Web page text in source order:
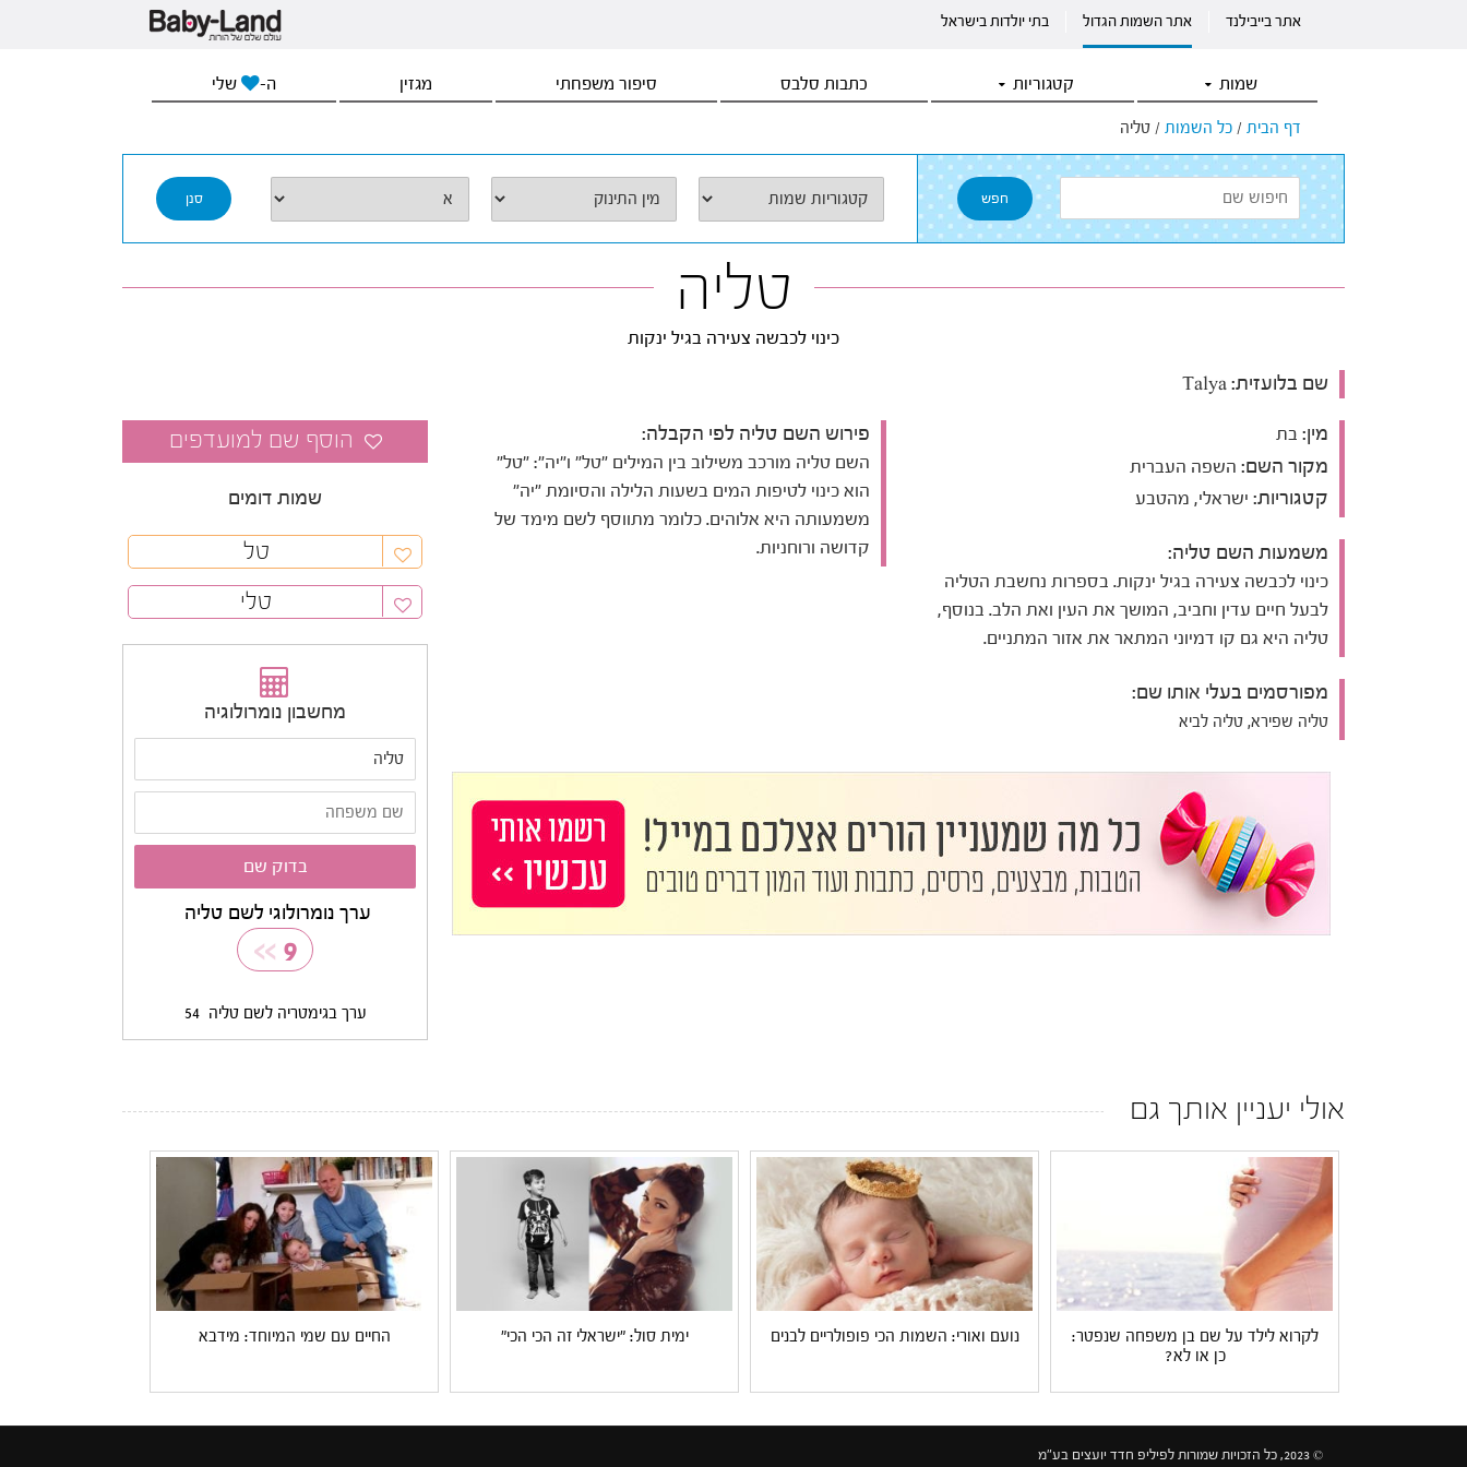
אתר בייבילנד אתר השמות הגדול בתי יולדות בישראל
שמות קטגוריות כתבות סלבס סיפור משפחתי מגזין ה- שלי
דף הבית / כל השמות / טליה
טליה
כינוי לכבשה צעירה בגיל ינקות
שם בלועזית:
מין: בת
מקור השם: השפה העברית
קטגוריות: ישראלי, מהטבע
משמעות השם טליה:
כינוי לכבשה צעירה בגיל ינקות. בספרות נחשבת הטליה
לבעל חיים עדין וחביב, המושך את העין ואת הלב. בנוסף,
טליה היא גם קו דמיוני המתאר את אזור המתניים.
מפורסמים בעלי אותו שם:
טליה שפירא, טליה לביא
פירוש השם טליה לפי הקבלה:
השם טליה מורכב משילוב בין המילים "טל" ו"יה": "טל"
הוא כינוי לטיפות המים בשעות הלילה והסיומת "יה"
משמעותה היא אלוהים. כלומר מתווסף לשם מימד של
קדושה ורוחניות.
שמות דומים
טל
טלי
מחשבון נומרולוגיה
ערך נומרולוגי לשם טליה
9
>>
ערך בגימטריה לשם טליה 54
אולי יעניין אותך גם
לקרוא לילד על שם בן משפחה שנפטר:
כן או לא?
נועם ואורי: השמות הכי פופולריים לבנים ימית סול: "ישראלי זה הכי הכי" החיים עם שמי המיוחד: מידבא
© 2023, כל הזכויות שמורות לפיליפ חדד יועצים בע"מ